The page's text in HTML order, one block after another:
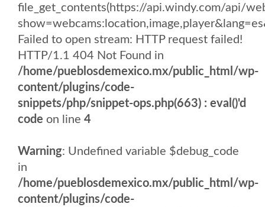
file_get_contents(https://api.windy.com/api/
Failed to open stream: HTTP request failed!
HTTP/1.1 404 Not Found in
/home/pueblosdemexico.mx/public_html/wp-
content/plugins/code-
snippets/php/snippet-ops.php(663) : eval()'d
code on line 4
Warning: Undefined variable $debug_code
in
/home/pueblosdemexico.mx/public_html/wp-
content/plugins/code-